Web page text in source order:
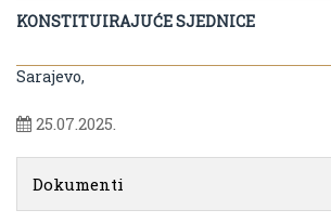
KONSTITUIRAJUĆE SJEDNICE
Sarajevo,
25.07.2025.
Dokumenti